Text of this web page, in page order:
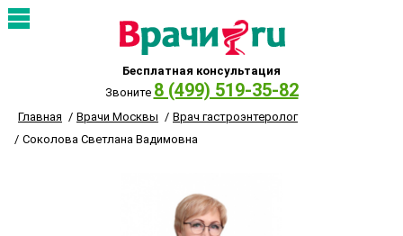
Бесплатная консультация
Звоните 8 (499) 519-35-82
Главная Врачи Москвы
Врач гастроэнтеролог
Соколова Светлана Вадимовна